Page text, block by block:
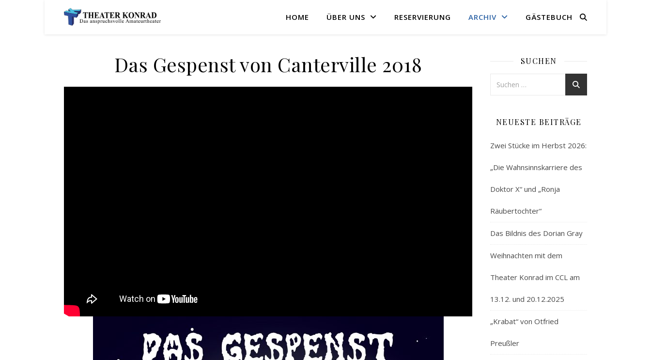
HOME ÜBER UNS RESERVIERUNG ARCHIV GÄSTEBUCH
Das Gespenst von Canterville 2018 SUCHEN
NEUESTE BEITRÄGE
Zwei Stücke im Herbst 2026:
„Die Wahnsinnskarriere des
Doktor X“ und „Ronja
Räubertochter“
Das Bildnis des Dorian Gray
Weihnachten mit dem
Theater Konrad im CCL am
13.12. und 20.12.2025
„Krabat“ von Otfried
Preußler